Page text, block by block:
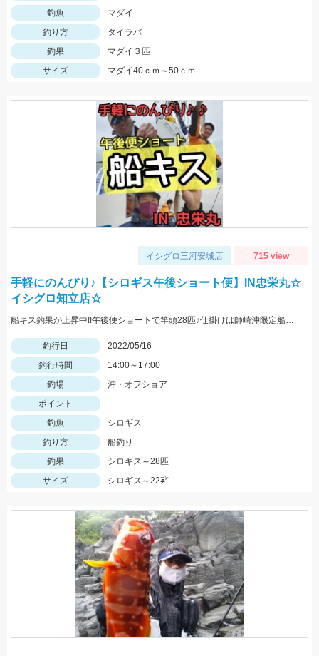
釣魚
マダイ
釣り方
タイラバ
釣果
マダイ３匹
サイズ
マダイ40ｃｍ～50ｃｍ
イシグロ三河安城店 715 view
手軽にのんびり♪【シロギス午後ショート便】IN忠栄丸☆
イシグロ知立店☆
船キス釣果が上昇中!!午後便ショートで竿頭28匹♪仕掛けは師崎沖限定船キス仕掛け7号です♪
釣行日
2022/05/16
釣行時間
14:00～17:00
釣場
沖・オフショア
ポイント
釣魚
シロギス
釣り方
船釣り
釣果
シロギス～28匹
サイズ
シロギス～22㌢